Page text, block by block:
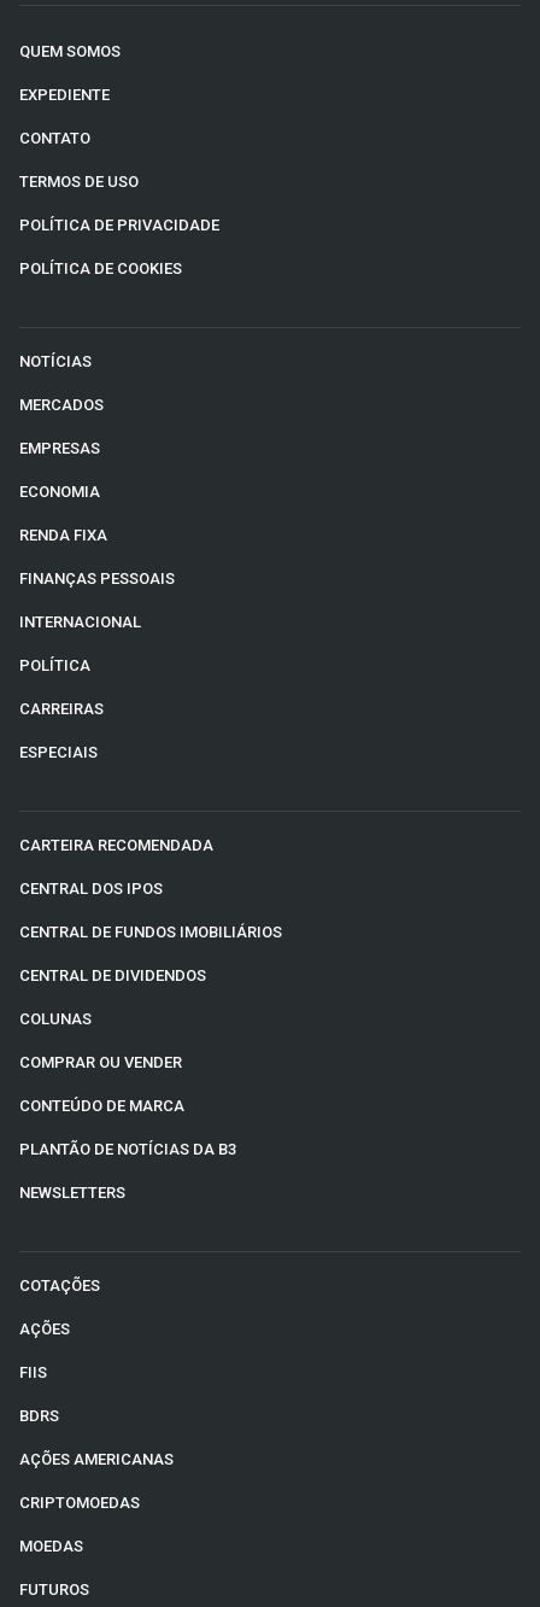
QUEM SOMOS
EXPEDIENTE
CONTATO
TERMOS DE USO
POLÍTICA DE PRIVACIDADE
POLÍTICA DE COOKIES
NOTÍCIAS
MERCADOS
EMPRESAS
ECONOMIA
RENDA FIXA
FINANÇAS PESSOAIS
INTERNACIONAL
POLÍTICA
CARREIRAS
ESPECIAIS
CARTEIRA RECOMENDADA
CENTRAL DOS IPOS
CENTRAL DE FUNDOS IMOBILIÁRIOS
CENTRAL DE DIVIDENDOS
COLUNAS
COMPRAR OU VENDER
CONTEÚDO DE MARCA
PLANTÃO DE NOTÍCIAS DA B3
NEWSLETTERS
COTAÇÕES
AÇÕES
FIIS
BDRS
AÇÕES AMERICANAS
CRIPTOMOEDAS
MOEDAS
FUTUROS